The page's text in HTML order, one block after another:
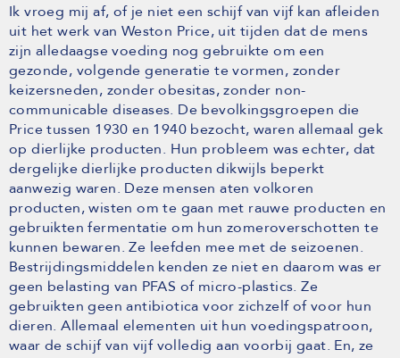
Ik vroeg mij af, of je niet een schijf van vijf kan afleiden
uit het werk van Weston Price, uit tijden dat de mens
zijn alledaagse voeding nog gebruikte om een
gezonde, volgende generatie te vormen, zonder
keizersneden, zonder obesitas, zonder non-
communicable diseases. De bevolkingsgroepen die
Price tussen 1930 en 1940 bezocht, waren allemaal gek
op dierlijke producten. Hun probleem was echter, dat
dergelijke dierlijke producten dikwijls beperkt
aanwezig waren. Deze mensen aten volkoren
producten, wisten om te gaan met rauwe producten en
gebruikten fermentatie om hun zomeroverschotten te
kunnen bewaren. Ze leefden mee met de seizoenen.
Bestrijdingsmiddelen kenden ze niet en daarom was er
geen belasting van PFAS of micro-plastics. Ze
gebruikten geen antibiotica voor zichzelf of voor hun
dieren. Allemaal elementen uit hun voedingspatroon,
waar de schijf van vijf volledig aan voorbij gaat. En, ze